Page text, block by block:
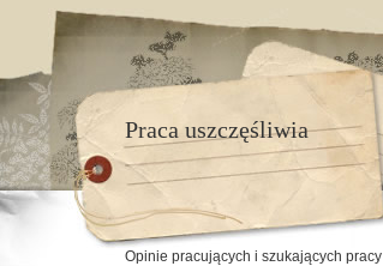
Praca uszczęśliwia
Opinie pracujących i szukających pracy